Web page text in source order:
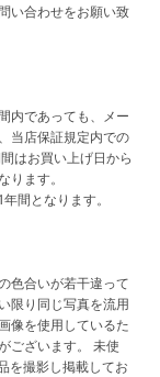
い合わせをお願い致
内であっても、メー
当店保証規定内での
はお買い上げ日から
ります。
間となります。
色合いが若干違って
限り同じ写真を流用
像を使用しているた
ございます。 未使
を撮影し掲載してお